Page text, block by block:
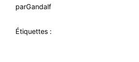
parGandalf
Étiquettes :